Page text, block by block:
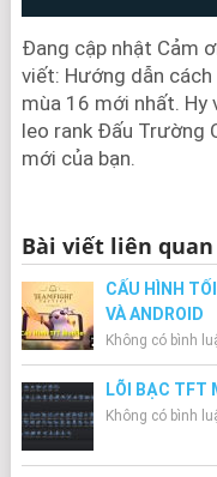
Đang cập nhật Cảm
viết: Hướng dẫn
mùa 16 mới nhất. Hy
leo rank Đấu Trường
mới của bạn.
Bài viết liên quan
CẤU HÌNH
VÀ ANDROID
Không có bình
LÕI BẠC TFT
Không có bình